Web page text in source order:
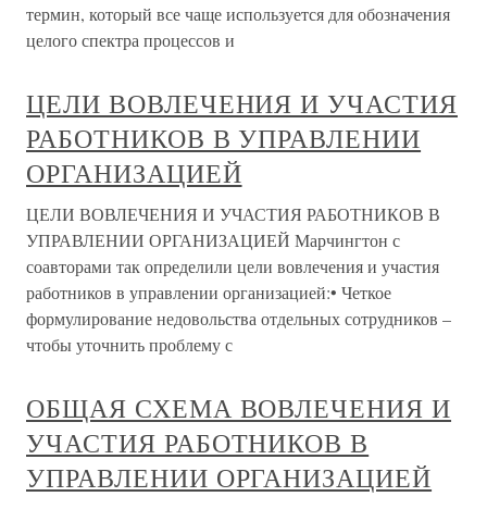
термин, который все чаще используется для обозначения
целого спектра процессов и
ЦЕЛИ ВОВЛЕЧЕНИЯ И УЧАСТИЯ
РАБОТНИКОВ В УПРАВЛЕНИИ
ОРГАНИЗАЦИЕЙ
ЦЕЛИ ВОВЛЕЧЕНИЯ И УЧАСТИЯ РАБОТНИКОВ В
УПРАВЛЕНИИ ОРГАНИЗАЦИЕЙ Марчингтон с
соавторами так определили цели вовлечения и участия
работников в управлении организацией:• Четкое
формулирование недовольства отдельных сотрудников –
чтобы уточнить проблему с
ОБЩАЯ СХЕМА ВОВЛЕЧЕНИЯ И
УЧАСТИЯ РАБОТНИКОВ В
УПРАВЛЕНИИ ОРГАНИЗАЦИЕЙ